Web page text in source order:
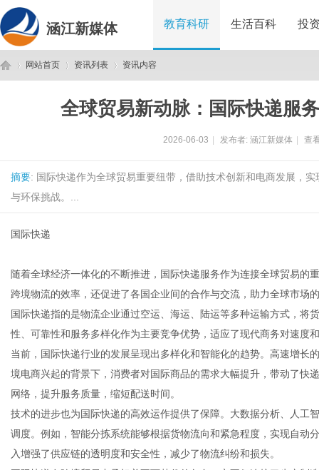
涵江新媒体 教育科研 生活百科 投
网站首页 资讯列表 资讯内容
全球贸易新动脉：国际快递服
2026-06-03 发布者: 涵江新媒体 查
摘要: 国际快递作为全球贸易重要纽带，借助技术创新和电商发展，
与环保挑战。...
国际快递
随着全球经济一体化的不断推进，国际快递服务作为连接全球贸易的
跨境物流的效率，还促进了各国企业间的合作与交流，助力全球市场
国际快递指的是物流企业通过空运、海运、陆运等多种运输方式，将
性、可靠性和服务多样化作为主要竞争优势，适应了现代商务对速度
当前，国际快递行业的发展呈现出多样化和智能化的趋势。高速增长
境电商兴起的背景下，消费者对国际商品的需求大幅提升，带动了快
网络，提升服务质量，缩短配送时间。
技术的进步也为国际快递的高效运作提供了保障。大数据分析、人工
调度。例如，智能分拣系统能够根据货物流向和紧急程度，实现自动
入增强了供应链的透明度和安全性，减少了物流纠纷和损失。